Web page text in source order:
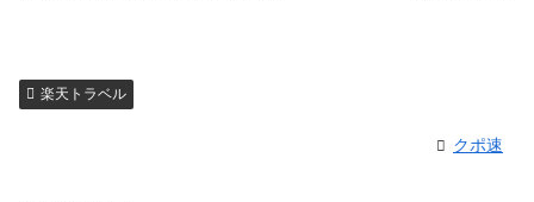
楽天トラベル
クポ速